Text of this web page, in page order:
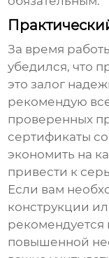
За время
убедился, что
это залог
рекомендую
проверенных
сертификаты
экономить на
привести к
Если вам
конструкции
рекомендуется
повышенной